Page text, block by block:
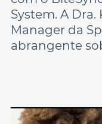
System. A
Manager da
abrangente